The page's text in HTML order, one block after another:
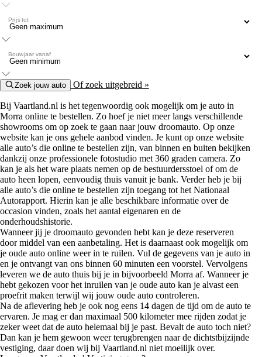
Prijs tot
Bouwjaar vanaf
Zoek jouw auto Of zoek uitgebreid »
Bij Vaartland.nl is het tegenwoordig ook mogelijk om je auto in
Morra online te bestellen. Zo hoef je niet meer langs verschillende
showrooms om op zoek te gaan naar jouw droomauto. Op onze
website kan je ons gehele aanbod vinden. Je kunt op onze website
alle auto’s die online te bestellen zijn, van binnen en buiten bekijken
dankzij onze professionele fotostudio met 360 graden camera. Zo
kan je als het ware plaats nemen op de bestuurdersstoel of om de
auto heen lopen, eenvoudig thuis vanuit je bank. Verder heb je bij
alle auto’s die online te bestellen zijn toegang tot het Nationaal
Autorapport. Hierin kan je alle beschikbare informatie over de
occasion vinden, zoals het aantal eigenaren en de
onderhoudshistorie.
Wanneer jij je droomauto gevonden hebt kan je deze reserveren
door middel van een aanbetaling. Het is daarnaast ook mogelijk om
je oude auto online weer in te ruilen. Vul de gegevens van je auto in
en je ontvangt van ons binnen 60 minuten een voorstel. Vervolgens
leveren we de auto thuis bij je in bijvoorbeeld Morra af. Wanneer je
hebt gekozen voor het inruilen van je oude auto kan je alvast een
proefrit maken terwijl wij jouw oude auto controleren.
Na de aflevering heb je ook nog eens 14 dagen de tijd om de auto te
ervaren. Je mag er dan maximaal 500 kilometer mee rijden zodat je
zeker weet dat de auto helemaal bij je past. Bevalt de auto toch niet?
Dan kan je hem gewoon weer terugbrengen naar de dichtstbijzijnde
vestiging, daar doen wij bij Vaartland.nl niet moeilijk over.